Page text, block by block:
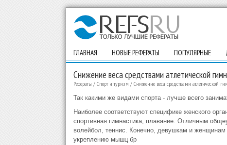
ГЛАВНАЯ НОВЫЕ РЕФЕРАТЫ ПОПУЛЯРНЫЕ
Снижение веса средствами атлетической
Рефераты / Спорт и туризм / Снижение веса средствами атлетической
Так какими же видами спорта - лучше всего
Наиболее соответствуют специфике женского
спортивная гимнастика, плавание. Отличным
волейбол, теннис. Конечно, девушкам и женщинам
укреплению мышц бр